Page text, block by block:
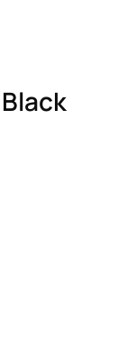
zurzeit nicht